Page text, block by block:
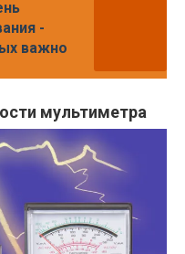
-
важно
мультиметра